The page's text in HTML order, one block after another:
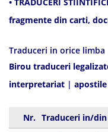
fragmente din carti,
Traduceri in orice limba
Birou traduceri
interpretariat | apostile
Nr. Traduceri in/